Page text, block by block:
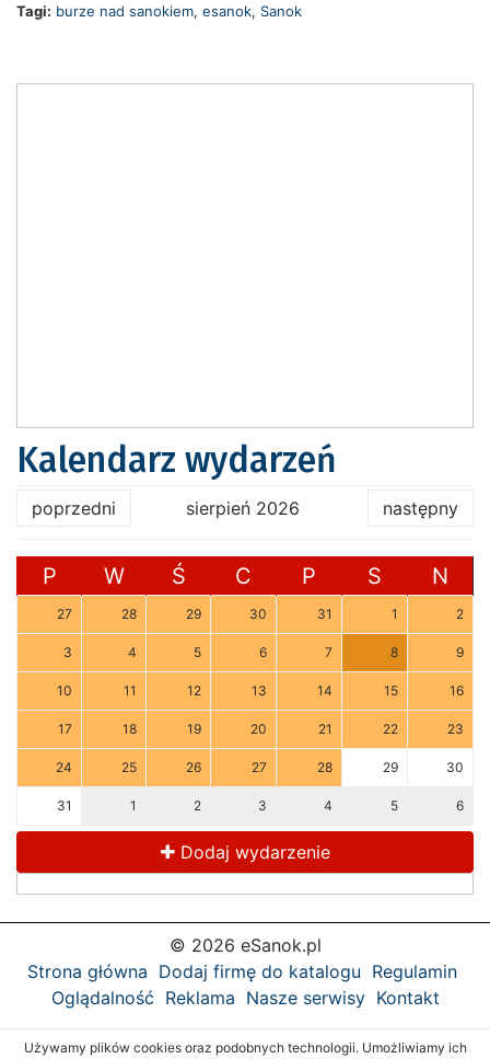
Tagi: burze nad sanokiem, esanok, Sanok
Kalendarz wydarzeń
poprzedni sierpień 2026 następny
P W Ś C P S N
27 28 29 30 31 1 2
3 4 5 6 7 8 9
10 11 12 13 14 15 16
17 18 19 20 21 22 23
24 25 26 27 28 29 30
31 1 2 3 4 5 6
Dodaj wydarzenie
© 2026 eSanok.pl
Strona główna Dodaj firmę do katalogu Regulamin
Oglądalność Reklama Nasze serwisy Kontakt
Używamy plików cookies oraz podobnych technologii. Umożliwiamy ich